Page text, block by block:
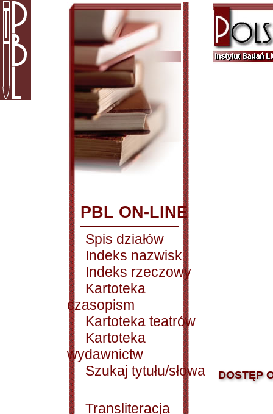
PBL ON-LINE
Spis działów
Indeks nazwisk
Indeks rzeczowy
Kartoteka
czasopism
Kartoteka teatrów
Kartoteka
wydawnictw
Szukaj tytułu/słowa
Transliteracja
DOSTĘP